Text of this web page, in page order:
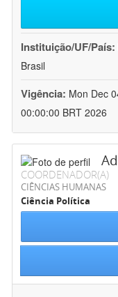
Instituição/UF/País:
Brasil
Vigência: Mon Dec
00:00:00 BRT 2026
COORDENADOR(A)
CIÊNCIAS HUMANAS
Ciência Política